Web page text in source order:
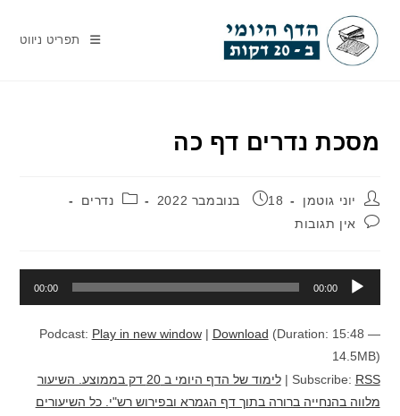
content
תפריט ניווט
מסכת נדרים דף כה
מחבר:יוני גוטמן פורסם:
18 בנובמבר 2022 קטגוריה:
נדרים
תגובות:אין תגובות
00:00
00:00
Podcast: Play in new window| Download (Duration: 15:48 —
14.5MB)
Subscribe: RSS
|
לימוד של הדף היומי ב 20 דק בממוצע. השיעור
מלווה בהנחייה ברורה בתוך דף הגמרא ובפירוש רש"י. כל השיעורים